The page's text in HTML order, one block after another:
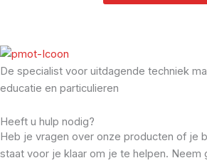
De specialist voor uitdagende techniek
educatie en particulieren
Heeft u hulp nodig?
Heb je vragen over onze producten of je
staat voor je klaar om je te helpen. Neem